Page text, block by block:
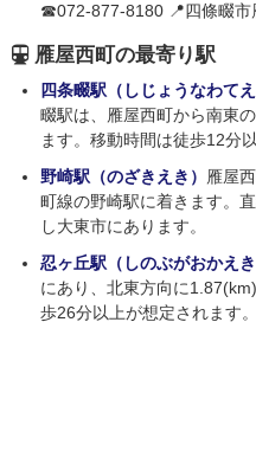
☎072-877-8180 📍四條畷市
雁屋西町の最寄り駅
四条畷駅（しじょうなわてえ
畷駅は、雁屋西町から南東
ます。移動時間は徒歩12分
野崎駅（のざきえき） 雁屋
町線の野崎駅に着きます。
し大東市にあります。
忍ヶ丘駅（しのぶがおかえき
にあり、北東方向に
歩26分以上が想定されます。